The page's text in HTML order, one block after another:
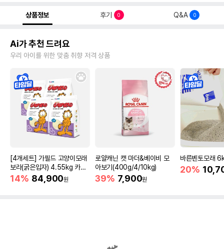
상품정보 후기 0 Q&A 0
Ai가 추천 드려요
우리 아이를 위한 맞춤 취향 저격 상품
[4개세트] 가필드 고양이모래
보라(굵은입자) 4.55kg 카사
바모래
14% 84,900원
로얄캐닌 캣 마더&베이비 모
아보기(400g/4/10kg)
39% 7,900원
바른벤토모래
20%